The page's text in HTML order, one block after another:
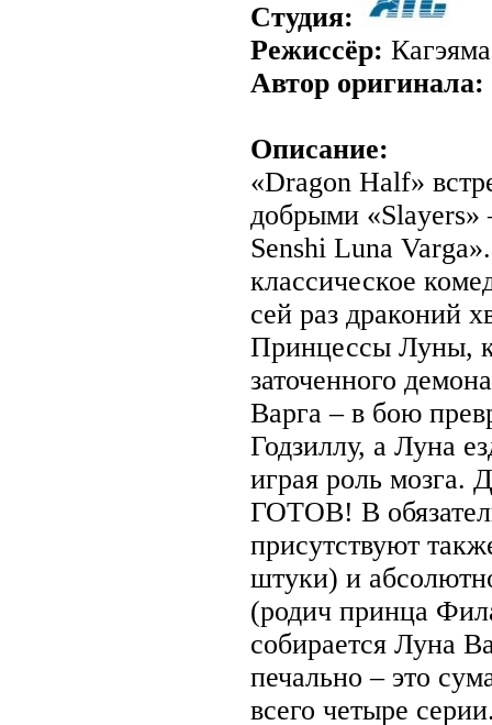
Студия:
Режиссёр:
Автор оригинала:
Описание:
«Dragon Half»
добрыми «Slayers»
Senshi Luna
классическое
сей раз драконий
Принцессы Луны,
заточенного
Варга – в бою
Годзиллу, а Луна
играя роль мозга.
ГОТОВ! В
присутствуют
штуки) и
(родич принца
собирается Луна
печально – это
всего четыре